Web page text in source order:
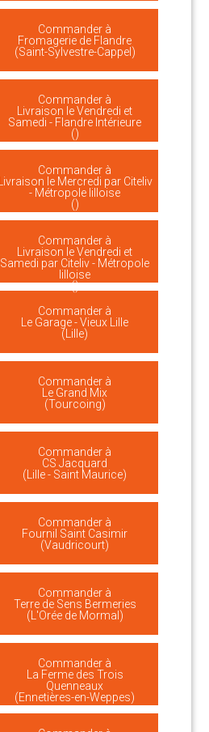
Commander à
Fromagerie de Flandre
(Saint-Sylvestre-Cappel)
Commander à
Livraison le Vendredi et
Samedi - Flandre Intérieure
()
Commander à
Livraison le Mercredi par Citeliv
- Métropole lilloise
()
Commander à
Livraison le Vendredi et
Samedi par Citeliv - Métropole
lilloise
()
Commander à
Le Garage - Vieux Lille
(Lille)
Commander à
Le Grand Mix
(Tourcoing)
Commander à
CS Jacquard
(Lille - Saint Maurice)
Commander à
Fournil Saint Casimir
(Vaudricourt)
Commander à
Terre de Sens Bermeries
(L'Orée de Mormal)
Commander à
La Ferme des Trois
Quenneaux
(Ennetières-en-Weppes)